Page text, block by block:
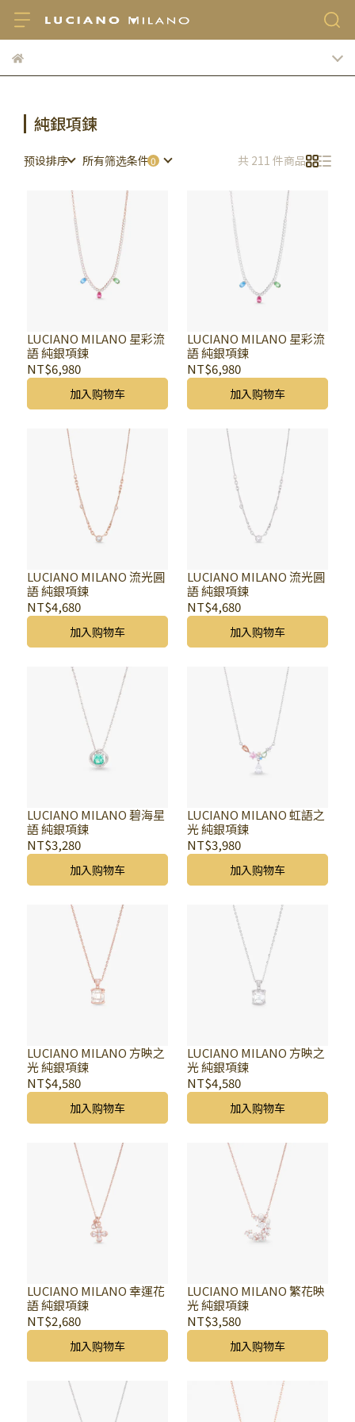
純銀項鍊
预设排序 所有筛选条件 共 211 件商品
LUCIANO MILANO 星彩流
語 純銀項鍊
NT$6,980
加入购物车
LUCIANO MILANO 星彩流
語 純銀項鍊
NT$6,980
加入购物车
LUCIANO MILANO 流光圓
語 純銀項鍊
NT$4,680
加入购物车
LUCIANO MILANO 流光圓
語 純銀項鍊
NT$4,680
加入购物车
LUCIANO MILANO 碧海星
語 純銀項鍊
NT$3,280
加入购物车
LUCIANO MILANO 虹語之
光 純銀項鍊
NT$3,980
加入购物车
LUCIANO MILANO 方映之
光 純銀項鍊
NT$4,580
加入购物车
LUCIANO MILANO 方映之
光 純銀項鍊
NT$4,580
加入购物车
LUCIANO MILANO 幸運花
語 純銀項鍊
NT$2,680
加入购物车
LUCIANO MILANO 繁花映
光 純銀項鍊
NT$3,580
加入购物车